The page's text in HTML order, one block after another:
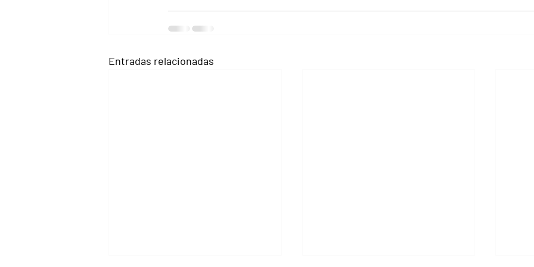
Entradas relacionadas